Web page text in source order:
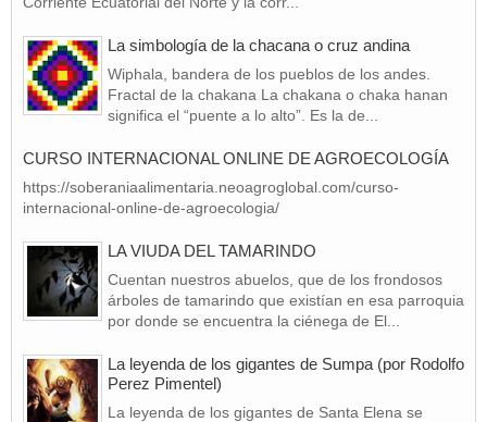
La simbología de la chacana o cruz andina
Wiphala, bandera de los pueblos de los andes.
Fractal de la chakana La chakana o chaka hanan
significa el “puente a lo alto”. Es la de...
CURSO INTERNACIONAL ONLINE DE AGROECOLOGÍA
https://soberaniaalimentaria.neoagroglobal.com/curso-
internacional-online-de-agroecologia/
LA VIUDA DEL TAMARINDO
Cuentan nuestros abuelos, que de los frondosos
árboles de tamarindo que existían en esa parroquia
por donde se encuentra la ciénega de El...
La leyenda de los gigantes de Sumpa (por Rodolfo
Perez Pimentel)
La leyenda de los gigantes de Santa Elena se